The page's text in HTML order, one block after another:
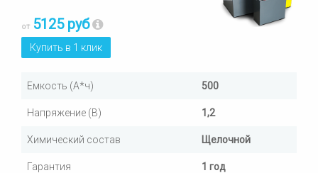
от 5125 руб
Купить в 1 клик
Емкость (А*ч) 500
Напряжение (В) 1,2
Химический состав Щелочной
Гарантия 1 год